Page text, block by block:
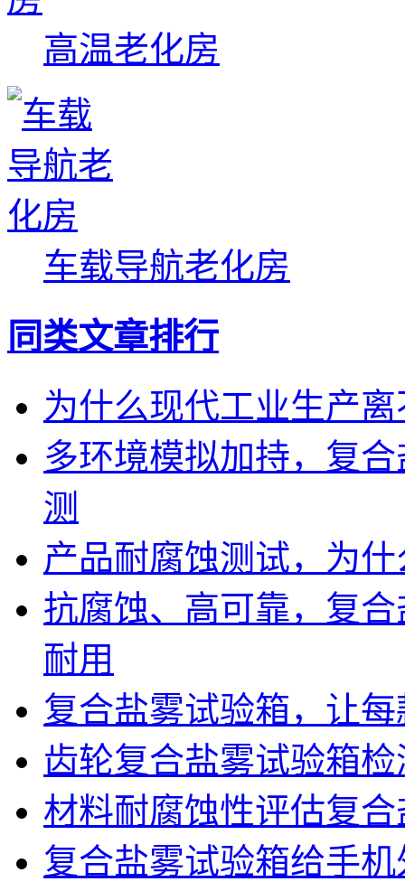
高温老化房
车载导航老化房
同类文章排行
为什么现代工业生产
多环境模拟加持，复
测
产品耐腐蚀测试，为
抗腐蚀、高可靠，复
耐用
复合盐雾试验箱，让
齿轮复合盐雾试验箱
材料耐腐蚀性评估复
复合盐雾试验箱给手